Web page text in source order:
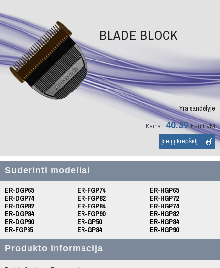
BLADE BLOCK
Yra sandėlyje
Kaina: 40.39 €su PVM
Suderinti modeliai
ER-DGP65
ER-DGP74
ER-DGP82
ER-DGP84
ER-DGP90
ER-FGP65
ER-FGP74
ER-FGP82
ER-FGP84
ER-FGP90
ER-GP50
ER-GP84
ER-HGP65
ER-HGP72
ER-HGP74
ER-HGP82
ER-HGP84
ER-HGP90
Produkto informacija